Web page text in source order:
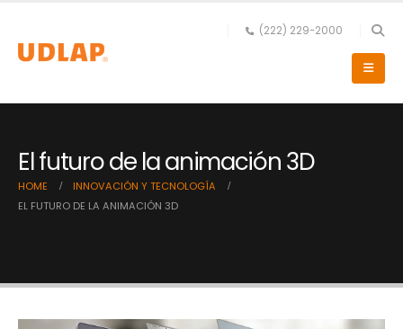
(222) 229-2000
El futuro de la animación 3D
HOME
INNOVACIÓN Y TECNOLOGÍA
EL FUTURO DE LA ANIMACIÓN 3D